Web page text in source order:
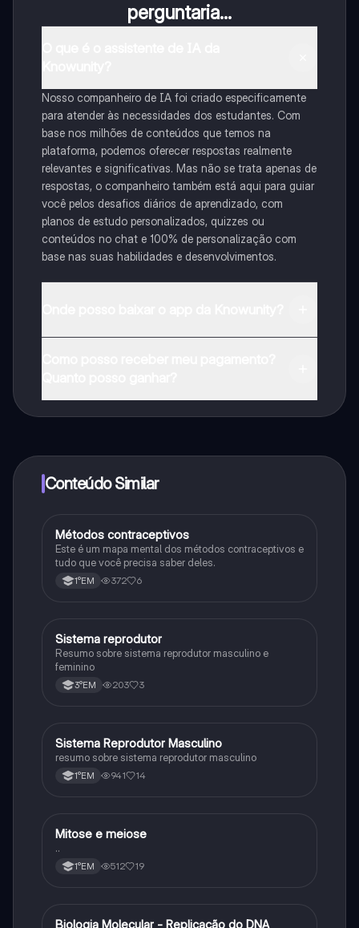
perguntaria...
Nosso companheiro de IA foi criado especificamente
para atender às necessidades dos estudantes. Com
base nos milhões de conteúdos que temos na
plataforma, podemos oferecer respostas realmente
relevantes e significativas. Mas não se trata apenas de
respostas, o companheiro também está aqui para guiar
você pelos desafios diários de aprendizado, com
planos de estudo personalizados, quizzes ou
conteúdos no chat e 100% de personalização com
base nas suas habilidades e desenvolvimentos.
Conteúdo Similar
Biologia
Métodos contraceptivos
Este é um mapa mental dos métodos contraceptivos e
tudo que você precisa saber deles.
1°EM 372 6
Biologia
Sistema reprodutor
Resumo sobre sistema reprodutor masculino e
feminino
3°EM 203 3
Biologia
Sistema Reprodutor Masculino
resumo sobre sistema reprodutor masculino
1°EM 941 14
Biologia
Mitose e meiose
..
1°EM 512 19
Ciência
Biologia Molecular - Replicação do DNA